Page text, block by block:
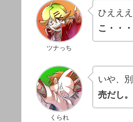
ツナっち
ひええ
こ・・・
くられ
いや、
売だし。